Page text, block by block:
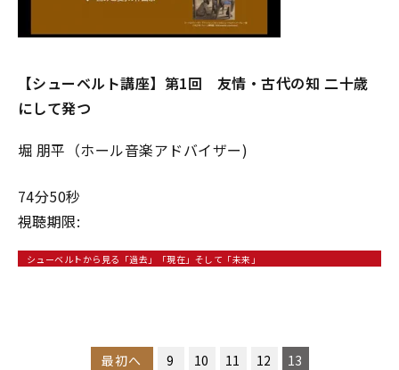
【シューベルト講座】第1回 友情・古代の知 ――二十歳
にして発つ――
堀 朋平（ホール音楽アドバイザー)
74分50秒
視聴期限:
シューベルトから見る「過去」「現在」そして「未来」
最初へ 9 10 11 12 13